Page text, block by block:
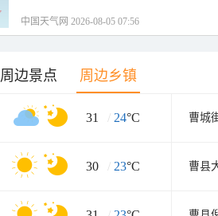
中国天气网 2026-08-05 07:56
周边景点 周边乡镇
31 / 24°C 曹城
30 / 23°C 曹县